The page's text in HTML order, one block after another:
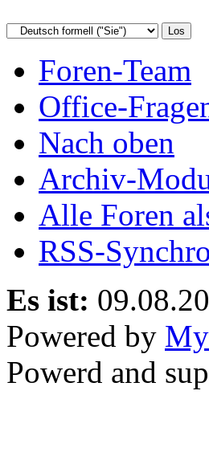
Foren-Team
Office-
Nach oben
Archiv-
Alle Foren
RSS-
Es ist:
Powered by
Powerd and